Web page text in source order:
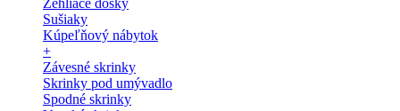
Žehliace dosky
Sušiaky
Kúpeľňový nábytok
+
Závesné skrinky
Skrinky pod umývadlo
Spodné skrinky